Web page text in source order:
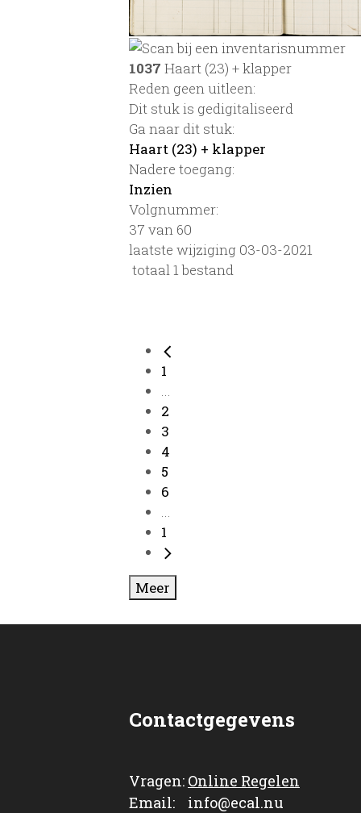
1037 Haart (23) + klapper
Reden geen uitleen:
Dit stuk is gedigitaliseerd
Ga naar dit stuk:
Haart (23) + klapper
Nadere toegang:
Inzien
Volgnummer:
37 van 60
laatste wijziging 03-03-2021
totaal 1 bestand
1
...
2
3
4
5
6
...
1
Meer
Contactgegevens
Vragen: Online Regelen
Email: info@ecal.nu